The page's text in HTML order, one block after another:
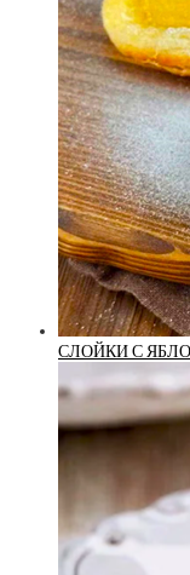
СЛОЙКИ С